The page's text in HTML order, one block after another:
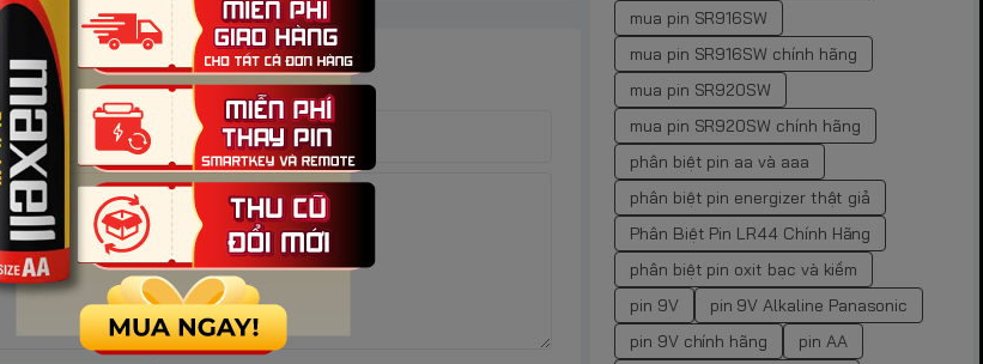
mua pin SR916SW
mua pin SR916SW chính hãng
mua pin SR920SW
mua pin SR920SW chính hãng
phân biệt pin aa và aaa
phân biệt pin energizer thật giả
Phân Biệt Pin LR44 Chính Hãng
phân biệt pin oxit bạc và kiềm
pin 9V
pin 9V Alkaline Panasonic
pin 9V chính hãng
pin AA